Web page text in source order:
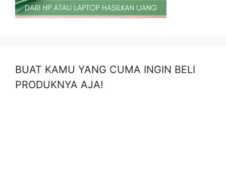
BUAT KAMU YANG CUMA INGIN BELI
PRODUKNYA AJA!